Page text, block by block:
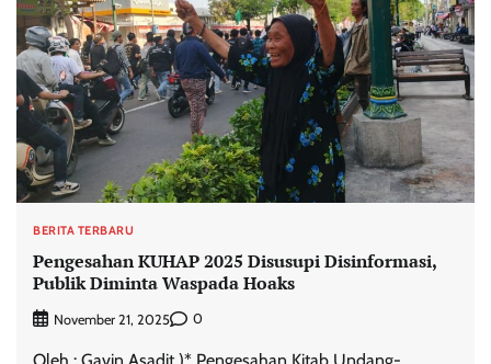
BERITA TERBARU
Pengesahan KUHAP 2025 Disusupi Disinformasi,
Publik Diminta Waspada Hoaks
November 21, 2025 0